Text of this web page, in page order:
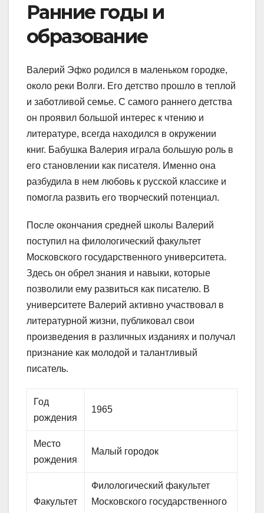
Ранние годы и
образование
Валерий Эфко родился в маленьком городке,
около реки Волги. Его детство прошло в теплой
и заботливой семье. С самого раннего детства
он проявил большой интерес к чтению и
литературе, всегда находился в окружении
книг. Бабушка Валерия играла большую роль в
его становлении как писателя. Именно она
разбудила в нем любовь к русской классике и
помогла развить его творческий потенциал.
После окончания средней школы Валерий
поступил на филологический факультет
Московского государственного университета.
Здесь он обрел знания и навыки, которые
позволили ему развиться как писателю. В
университете Валерий активно участвовал в
литературной жизни, публиковал свои
произведения в различных изданиях и получал
признание как молодой и талантливый
писатель.
Год
рождения
1965
Место
рождения
Малый городок
Факультет
Филологический факультет
Московского государственного